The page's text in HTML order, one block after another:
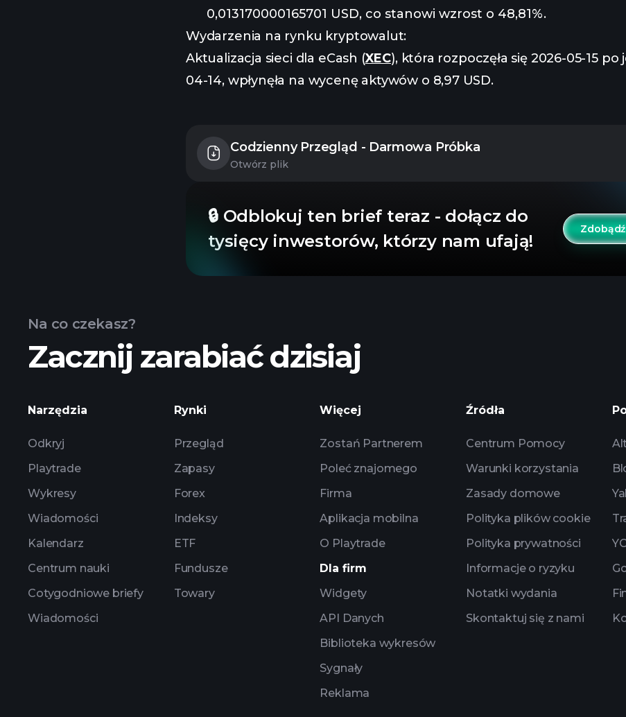
0,013170000165701 USD, co stanowi wzrost o 48,81%.
Wydarzenia na rynku kryptowalut:
Aktualizacja sieci dla eCash (XEC), która rozpoczęła się 2026-05-15
04-14, wpłynęła na wycenę aktywów o 8,97 USD.
Codzienny Przegląd - Darmowa Próbka
Otwórz plik
🔒 Odblokuj ten brief teraz - dołącz do
tysięcy inwestorów, którzy nam ufają!
Na co czekasz?
Zacznij zarabiać dzisiaj
Narzędzia
Odkryj
Playtrade
Wykresy
Wiadomości
Kalendarz
Centrum nauki
Cotygodniowe briefy
Wiadomości
Rynki
Przegląd
Zapasy
Forex
Indeksy
ETF
Fundusze
Towary
Więcej
Zostań Partnerem
Poleć znajomego
Firma
Aplikacja mobilna
O Playtrade
Dla firm
Widgety
API Danych
Biblioteka wykresów
Sygnały
Reklama
Źródła
Centrum Pomocy
Warunki korzystania
Zasady domowe
Polityka plików cookie
Polityka prywatności
Informacje o ryzyku
Notatki wydania
Skontaktuj się z nami